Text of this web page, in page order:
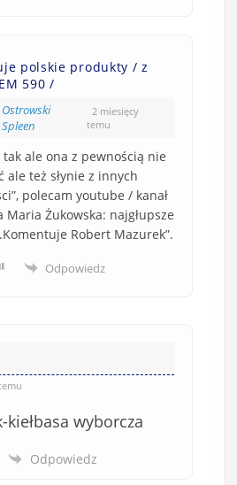
polskie produkty / z
590 /
Ostrowski
Spleen
2 miesięcy
temu
ale ona z pewnością nie
ale też słynie z innych
polecam youtube / kanał
Maria Żukowska: najgłupsze
Robert Mazurek”.
Odpowiedz
kiełbasa wyborcza
Odpowiedz